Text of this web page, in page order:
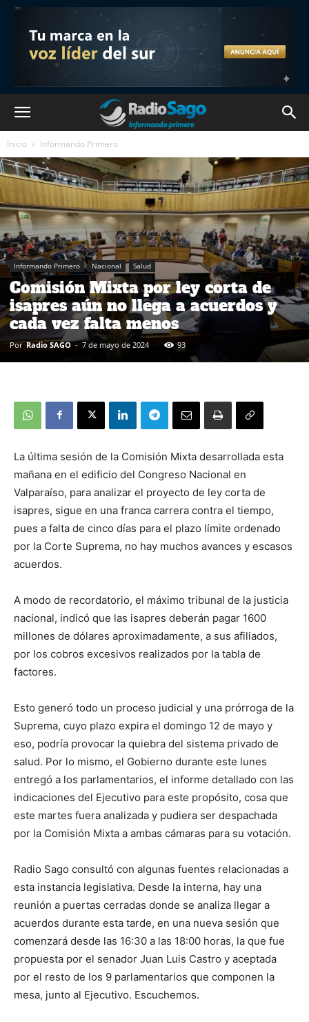
Inicio Informando Primero
Informando Primero Nacional Salud
Comisión Mixta por ley corta de
isapres aún no llega a acuerdos y
cada vez falta menos
Por Radio SAGO - 7 de mayo de 2024 93
La última sesión de la Comisión Mixta desarrollada esta
mañana en el edificio del Congreso Nacional en
Valparaíso, para analizar el proyecto de ley corta de
isapres, sigue en una franca carrera contra el tiempo,
pues a falta de cinco días para el plazo límite ordenado
por la Corte Suprema, no hay muchos avances y escasos
acuerdos.
A modo de recordatorio, el máximo tribunal de la justicia
nacional, indicó que las isapres deberán pagar 1600
millones de dólares aproximadamente, a sus afiliados,
por los cobros excesivos realizados por la tabla de
factores.
Esto generó todo un proceso judicial y una prórroga de la
Suprema, cuyo plazo expira el domingo 12 de mayo y
eso, podría provocar la quiebra del sistema privado de
salud. Por lo mismo, el Gobierno durante este lunes
entregó a los parlamentarios, el informe detallado con las
indicaciones del Ejecutivo para este propósito, cosa que
este martes fuera analizada y pudiera ser despachada
por la Comisión Mixta a ambas cámaras para su votación.
Radio Sago consultó con algunas fuentes relacionadas a
esta instancia legislativa. Desde la interna, hay una
reunión a puertas cerradas donde se analiza llegar a
acuerdos durante esta tarde, en una nueva sesión que
comenzará desde las 16:30 a las 18:00 horas, la que fue
propuesta por el senador Juan Luis Castro y aceptada
por el resto de los 9 parlamentarios que componen la
mesa, junto al Ejecutivo. Escuchemos.